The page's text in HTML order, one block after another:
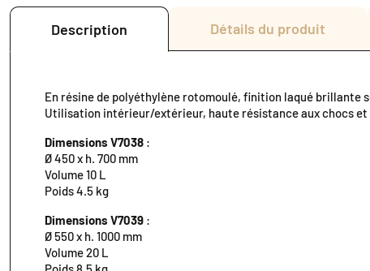
Description Détails du produit
En résine de polyéthylène rotomoulé, finition laqué brillante
Utilisation intérieur/extérieur, haute résistance aux chocs
Dimensions V7038 :
Ø 450 x h. 700 mm
Volume 10 L
Poids 4.5 kg
Dimensions V7039 :
Ø 550 x h. 1000 mm
Volume 20 L